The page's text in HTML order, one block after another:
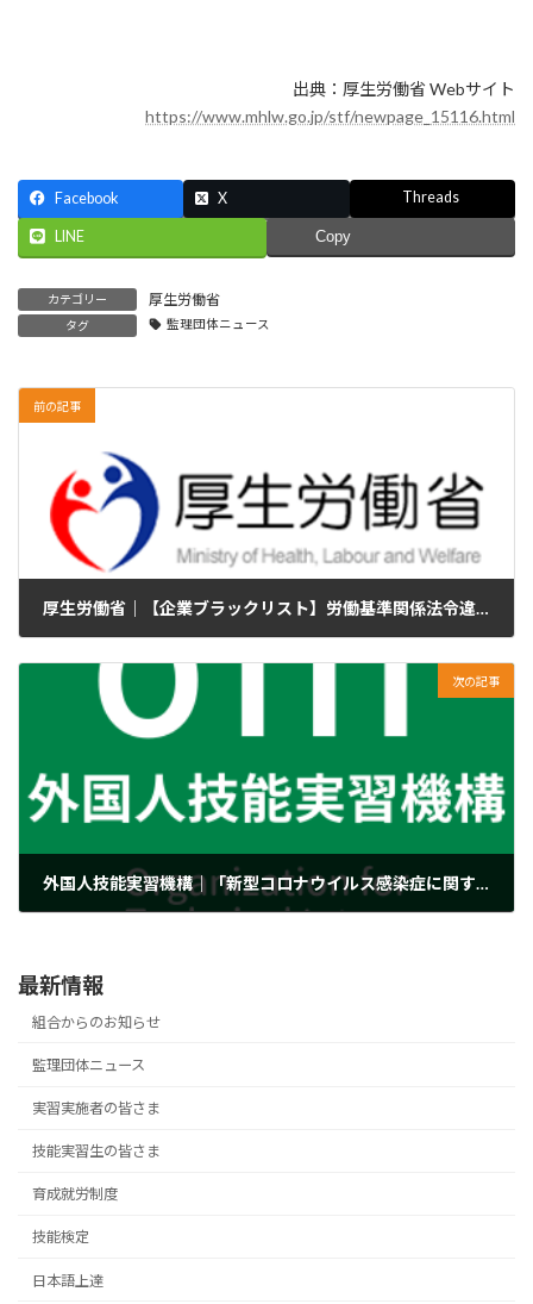
出典：厚生労働省 Webサイト
https://www.mhlw.go.jp/stf/newpage_15116.html
Facebook X Threads
LINE Copy
カテゴリー 厚生労働省
タグ 監理団体ニュース
前の記事
厚生労働省｜【企業ブラックリスト】労働基準関係法令違反に係る公表事案
次の記事
外国人技能実習機構｜「新型コロナウイルス感染症に関するよくあるご質問について」を更新しました
最新情報
組合からのお知らせ
監理団体ニュース
実習実施者の皆さま
技能実習生の皆さま
育成就労制度
技能検定
日本語上達